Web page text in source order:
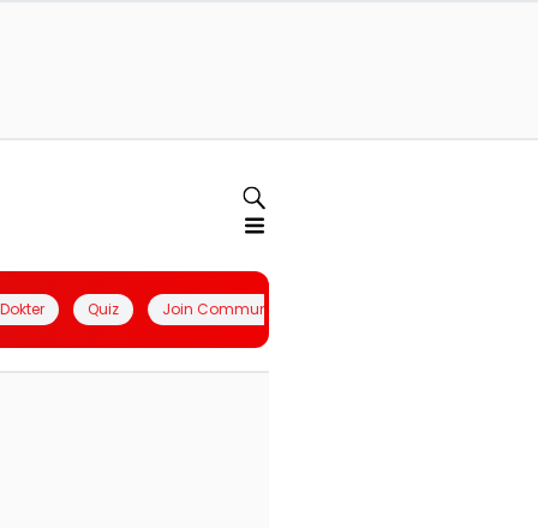
Quiz Join Community